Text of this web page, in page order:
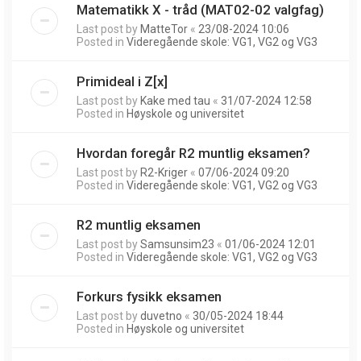
Matematikk X - tråd (MAT02-02 valgfag)
Last post by MatteTor « 23/08-2024 10:06
Posted in Videregående skole: VG1, VG2 og VG3
Primideal i Z[x]
Last post by Kake med tau « 31/07-2024 12:58
Posted in Høyskole og universitet
Hvordan foregår R2 muntlig eksamen?
Last post by R2-Kriger « 07/06-2024 09:20
Posted in Videregående skole: VG1, VG2 og VG3
R2 muntlig eksamen
Last post bySamsunsim23 « 01/06-2024 12:01
Posted in Videregående skole: VG1, VG2 og VG3
Forkurs fysikk eksamen
Last post byduvetno « 30/05-2024 18:44
Posted in Høyskole og universitet